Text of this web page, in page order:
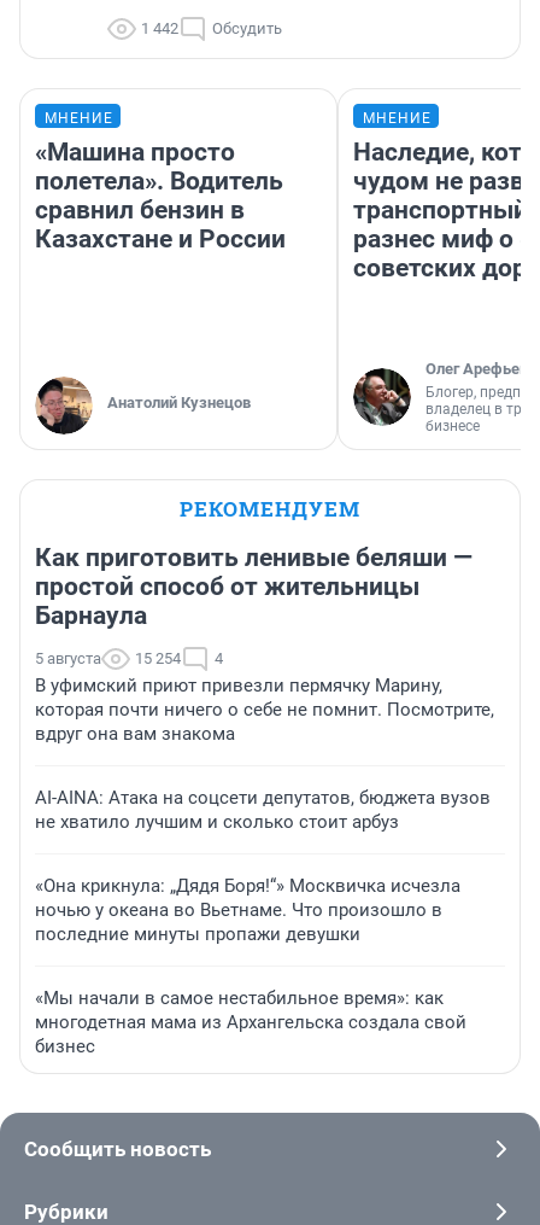
1 442 Обсудить
МНЕНИЕ
«Машина просто
полетела». Водитель
сравнил бензин в
Казахстане и России
Анатолий Кузнецов
МНЕНИЕ
Наследие,
чудом не
транспортный
разнес миф о
советских
Олег Арефьев
Блогер,
владелец в
бизнесе
РЕКОМЕНДУЕМ
Как приготовить ленивые беляши —
простой способ от жительницы
Барнаула
5 августа 15 254 4
В уфимский приют привезли пермячку Марину,
которая почти ничего о себе не помнит. Посмотрите,
вдруг она вам знакома
AI-AINA: Атака на соцсети депутатов, бюджета вузов
не хватило лучшим и сколько стоит арбуз
«Она крикнула: „Дядя Боря!“» Москвичка исчезла
ночью у океана во Вьетнаме. Что произошло в
последние минуты пропажи девушки
«Мы начали в самое нестабильное время»: как
многодетная мама из Архангельска создала свой
бизнес
Сообщить новость
Рубрики